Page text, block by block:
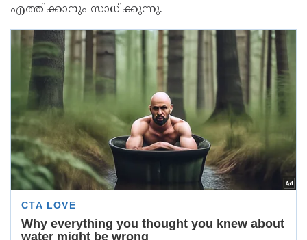
എത്തിക്കാനും സാധിക്കുന്നു.